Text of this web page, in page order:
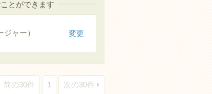
ことができます
ャー） 変更
前の30件 1 次の30件